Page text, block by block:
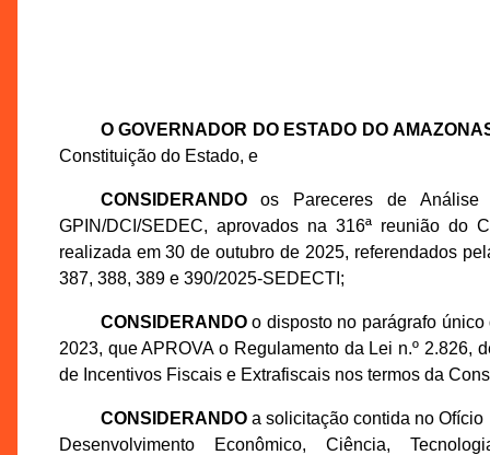
O GOVERNADOR DO ESTADO DO
Constituição do Estado, e
CONSIDERANDOos Pareceres de Análise
GPIN/DCI/SEDEC, aprovados na 316ª reunião do
realizada em 30 de outubro de 2025, referendados
387, 388, 389 e 390/2025-SEDECTI;
CONSIDERANDOo disposto no parágrafo único
2023, que APROVA o Regulamento da Lei n.º 2.826,
de Incentivos Fiscais e Extrafiscais nos termos da
CONSIDERANDOa solicitação contida no Ofício
Desenvolvimento Econômico, Ciência,